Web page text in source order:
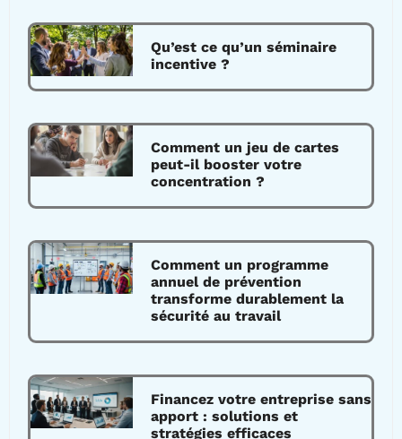
Qu’est ce qu’un séminaire
incentive ?
Comment un jeu de cartes
peut-il booster votre
concentration ?
Comment un programme
annuel de prévention
transforme durablement la
sécurité au travail
Financez votre entreprise sans
apport : solutions et
stratégies efficaces